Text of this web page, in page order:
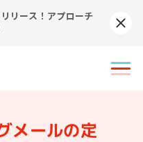
リリース！アプローチ
メールの定